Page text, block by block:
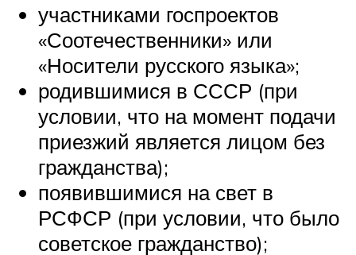
участниками госпроектов
«Соотечественники» или
«Носители русского языка»;
родившимися в СССР (при
условии, что на момент подачи
приезжий является лицом без
гражданства);
появившимися на свет в
РСФСР (при условии, что было
советское гражданство);